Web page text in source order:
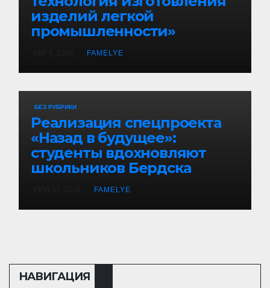
изделий легкой
промышленности»
FAMELYE
БЕЗ РУБРИКИ
Реализация спецпроекта
«Назад в будущее»:
студенты вдохновляют
школьников Бердска
FAMELYE
НАВИГАЦИЯ